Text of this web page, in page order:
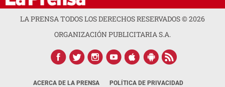
LA PRENSA TODOS LOS DERECHOS RESERVADOS ©2026
ORGANIZACIÓN PUBLICITARIA S.A.
ACERCA DE LA PRENSA POLÍTICA DE PRIVACIDAD